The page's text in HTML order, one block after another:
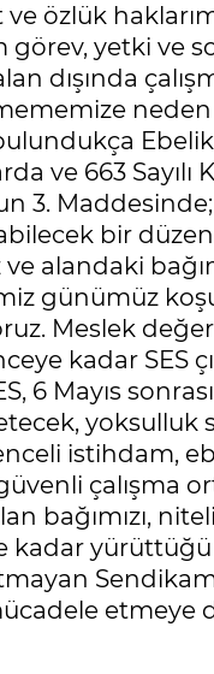
özlük
yetki ve
dışında
neden
Ebelik
ve 663
3.
bir
alandaki
günümüz
Meslek
kadar SES
6 Mayıs
yoksulluk
istihdam,
çalışma
bağımızı,
kadar
etmeye